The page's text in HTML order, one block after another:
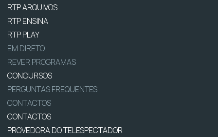
RTP ARQUIVOS
RTP ENSINA
RTP PLAY
EM DIRETO
REVER PROGRAMAS
CONCURSOS
PERGUNTAS FREQUENTES
CONTACTOS
CONTACTOS
PROVEDORA DO TELESPECTADOR